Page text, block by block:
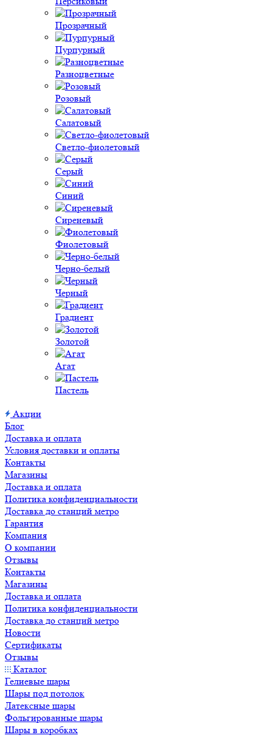
Прозрачный
Пурпурный
Разноцветные
Розовый
Салатовый
Светло-фиолетовый
Серый
Синий
Сиреневый
Фиолетовый
Черно-белый
Черный
Градиент
Золотой
Агат
Пастель
Акции
Блог
Доставка и оплата
Условия доставки и оплаты
Контакты
Магазины
Доставка и оплата
Политика конфиденциальности
Доставка до станций метро
Гарантия
Компания
О компании
Отзывы
Контакты
Магазины
Доставка и оплата
Политика конфиденциальности
Доставка до станций метро
Новости
Сертификаты
Отзывы
Каталог
Гелиевые шары
Шары под потолок
Латексные шары
Фольгированные шары
Шары в коробках